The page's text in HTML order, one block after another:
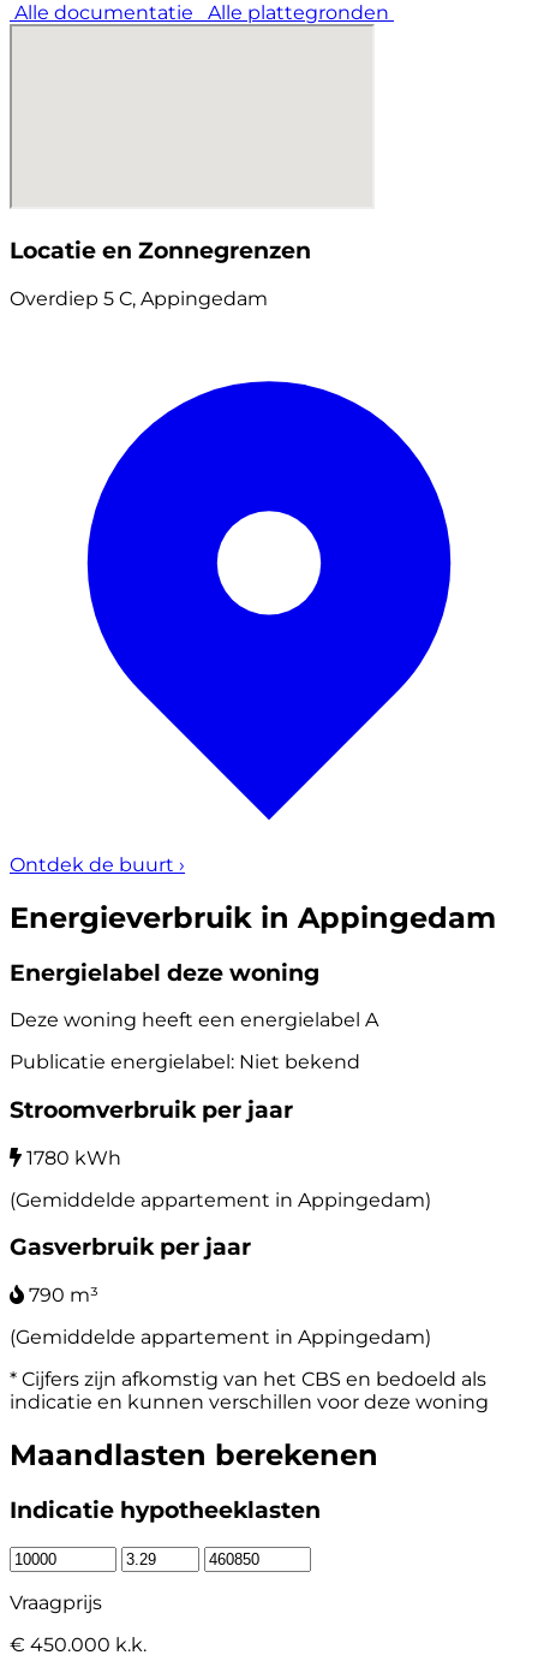
Alle documentatie Alle plattegronden
Locatie en Zonnegrenzen
Overdiep 5 C, Appingedam
Ontdek de buurt ›
Energieverbruik in Appingedam
Energielabel deze woning
Deze woning heeft een energielabel A
Publicatie energielabel: Niet bekend
Stroomverbruik per jaar
1780 kWh
(Gemiddelde appartement in Appingedam)
Gasverbruik per jaar
790 m³
(Gemiddelde appartement in Appingedam)
* Cijfers zijn afkomstig van het CBS en bedoeld als
indicatie en kunnen verschillen voor deze woning
Maandlasten berekenen
Indicatie hypotheeklasten
Vraagprijs
€ 450.000 k.k.